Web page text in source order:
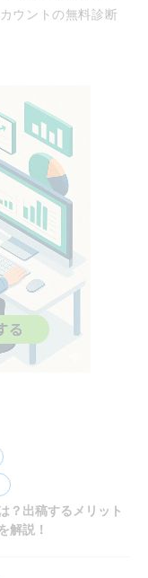
ウントの無料診断
？出稿するメリット
解説！